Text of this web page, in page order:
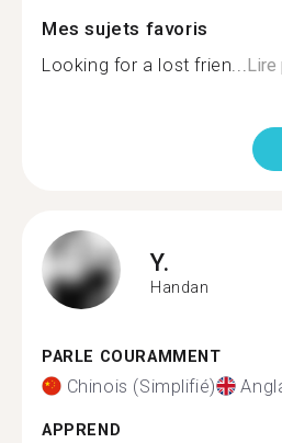
Mes sujets favoris
Looking for a lost frien...Lire
Y.
Handan
PARLE COURAMMENT
Chinois (Simplifié)
APPREND